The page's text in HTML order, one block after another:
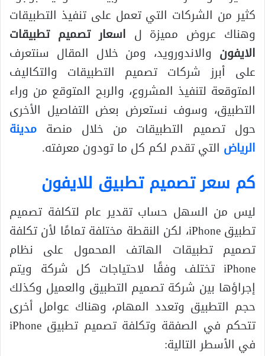
كثير من الشركات التي تعمل على تنفيذ التطبيقات
وهناك عروض مميزة ل اسعار تصميم تطبيقات
الايفون والاندورويد، ومن خلال المقال سنتعرف
على أبرز شركات تصميم التطبيقات والتكاليف
المتوقعة لتنفيذ المشروع، والربح المتوقع من وراء
التطبيق، وسوف نستعرض بعض التفاصيل الأخرى
حول تصميم التطبيقات من خلال منصة مدينة
الرياض التي تقدم لكم كل ما تودون معرفته.
كم سعر تصميم تطبيق للايفون
ليس من السهل حساب تقدير عام لتكلفة تصميم
تطبيق iPhone، لكن النقطة مختلفة تمامًا لأن تكلفة
تصميم تطبيقات الهاتف المحمول على نظام
iPhone تختلف وفقًا لاحتياجات كل شركة ويتم
إجراؤها بين شركة تصميم التطبيق والعميل وكذلك
حجم التطبيق وتعدد المهام، وهناك عوامل أخرى
تتحكم في الصفقة وتكلفة تصميم تطبيق iPhone
في الأسطر التالية: